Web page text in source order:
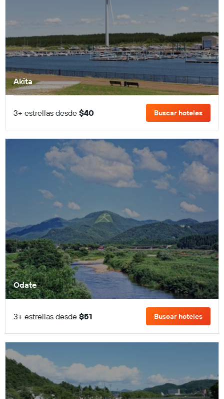
Akita
3+ estrellas desde $40 Buscar hoteles
Odate
3+ estrellas desde $51 Buscar hoteles